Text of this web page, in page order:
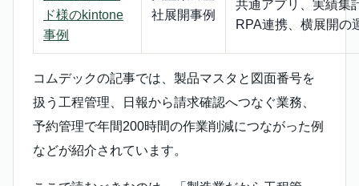
ド様のkintone
事例
社展開事例
共通アプリ、実績集
RPA連携、横展開の
コムデックの記事では、製品マスタと図面番号を
扱う工程管理、日報から請求確認へつなぐ業務、
予約管理で年間200時間の作業削減につながった例
などが紹介されています。